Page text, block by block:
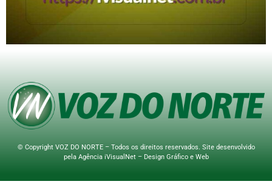
© Copyright VOZ DO NORTE – Todos os direitos reservados. Site desenvolvido
pela Agência iVisualNet – Design Gráfico e Web